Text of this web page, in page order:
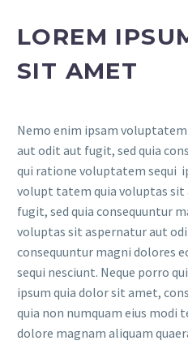
LOREM
SIT AMET
Nemo enim ipsam
aut odit aut fugit, sed quia
qui ratione voluptatem sequi
volupt tatem quia voluptas
fugit, sed quia consequuntur
voluptas sit aspernatur aut
consequuntur magni dolores
sequi nesciunt. Neque porro
ipsum quia dolor sit amet,
quia non numquam eius
dolore magnam aliquam